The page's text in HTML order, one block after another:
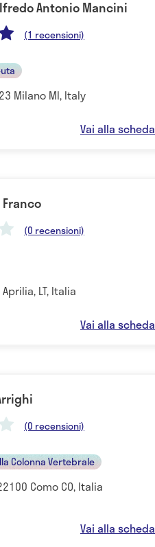
Antonio Mancini
(1 recensioni)
Milano MI, Italy
Vai alla scheda
(0 recensioni)
LT, Italia
Vai alla scheda
(0 recensioni)
Colonna Vertebrale
Como CO, Italia
Vai alla scheda